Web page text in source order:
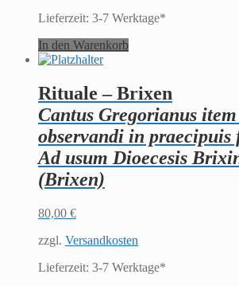
Lieferzeit: 3-7 Werktage*
In den Warenkorb
Rituale – Brixen
Cantus Gregorianus
observandi in praecipuis
Ad usum Dioecesis
(Brixen)
80,00 €
zzgl. Versandkosten
Lieferzeit: 3-7 Werktage*